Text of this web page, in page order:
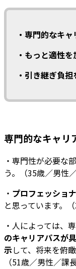
・専門的なキ
・もっと適性
・引き継ぎ負
専門的なキャリ
・専門性が必要な
う。（35歳／男性
・ プロフェッショ
と思っています。
・人によっては、
のキャリアパスが
示して、将来を俯
（51歳／男性／課長